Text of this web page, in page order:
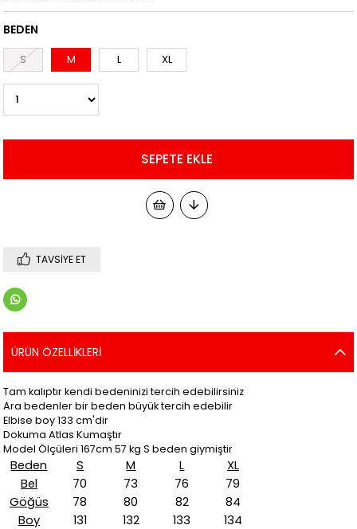
BEDEN
S M L XL
TAVSIYE ET
ÜRÜN ÖZELLIKLERI
Tam kalıptır kendi bedeninizi tercih edebilirsiniz
Ara bedenler bir beden büyük tercih edebilir
Elbise boy 133 cm'dir
Dokuma Atlas Kumaştır
Model Ölçüleri 167cm 57 kg S beden giymiştir
Beden S M L
XL
Bel
70 73 76
79
Göğüs
78 80 82
84
Boy
131 132 133
134